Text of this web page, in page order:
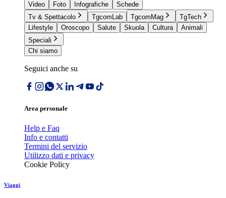
Video
Foto Infografiche
Schede
Tv & Spettacolo
TgcomLab TgcomMag
TgTech
Lifestyle
Oroscopo Salute Skuola Cultura
Animali
Speciali
Chi siamo
Seguici anche su
Area personale
Help e Faq
Info e contatti
Termini del servizio
Utilizzo dati e privacy
Cookie Policy
Viaggi